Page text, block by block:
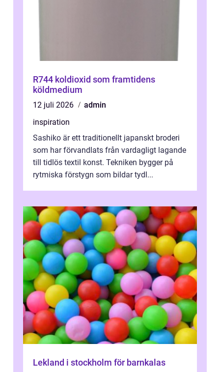
R744 koldioxid som framtidens
köldmedium
12 juli 2026
admin
inspiration
Sashiko är ett traditionellt japanskt broderi
som har förvandlats från vardagligt lagande
till tidlös textil konst. Tekniken bygger på
rytmiska förstygn som bildar tydl...
Lekland i stockholm för barnkalas